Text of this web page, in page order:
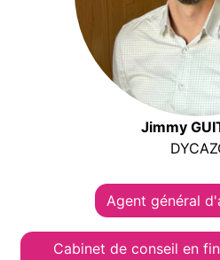
Jimmy
Agent général
Cabinet de conseil en